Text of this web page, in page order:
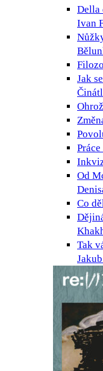
Della
Ivan
Jak
Činátl
Práce
Od
Co
Tak